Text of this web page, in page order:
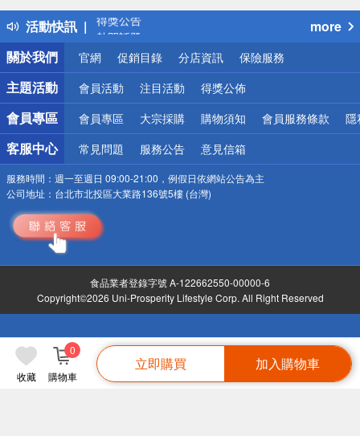
收藏 購物車
0
立即購買 加入購物車
活動快訊
得獎公告
熱門話題
銀行優惠
偏遠地區配送
詐騙網頁！請小心！
more
關於我們
官網 促銷目錄 分店資訊 保險服務
主題活動 會員活動 注目活動 得獎公佈
會員專區 會員專區 大宗採購 購物須知 會員服務條款 隱
客服中心 常見問題 服務公告 意見信箱
服務時間： 週一至週日 09:00-21:00，例假日依網站公告為主
公司地址： 台北市北投區大業路136號5樓 (台灣)
食品業者登錄字號 A-122662550-00000-6
Copyright©2026 Uni-Prosperity Lifestyle Corp. All Right Reserved